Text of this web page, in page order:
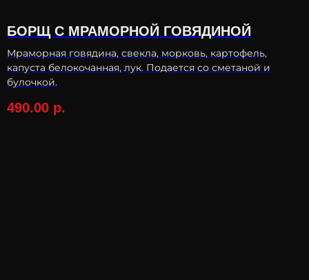
БОРЩ С МРАМОРНОЙ ГОВЯДИНОЙ
Мраморная говядина, свекла, морковь, картофель,
капуста белокочанная, лук. Подается со сметаной и
булочкой.
490.00 р.